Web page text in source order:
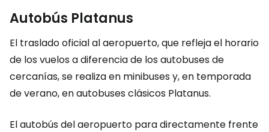
Autobús Platanus
El traslado oficial al aeropuerto, que refleja el horario
de los vuelos a diferencia de los autobuses de
cercanías, se realiza en minibuses y, en temporada
de verano, en autobuses clásicos Platanus.
El autobús del aeropuerto para directamente frente